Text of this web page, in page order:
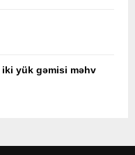
iki yük gəmisi məhv